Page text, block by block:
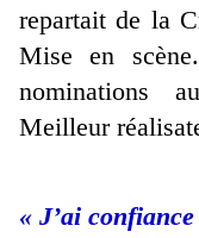
repartait de la
Mise en
nominations
Meilleur
« J’ai